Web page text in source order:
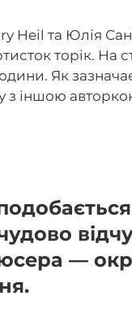
Heil та Юлія
торік. На
Як
з іншою
—